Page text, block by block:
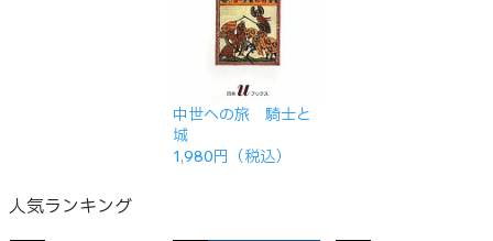
中世への旅 騎士と
城
1,980円（税込）
人気ランキング